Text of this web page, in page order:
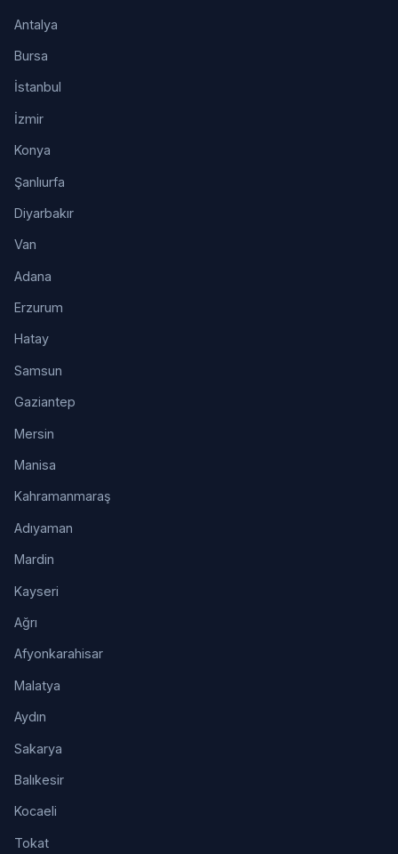
Antalya
Bursa
İstanbul
İzmir
Konya
Şanlıurfa
Diyarbakır
Van
Adana
Erzurum
Hatay
Samsun
Gaziantep
Mersin
Manisa
Kahramanmaraş
Adıyaman
Mardin
Kayseri
Ağrı
Afyonkarahisar
Malatya
Aydın
Sakarya
Balıkesir
Kocaeli
Tokat